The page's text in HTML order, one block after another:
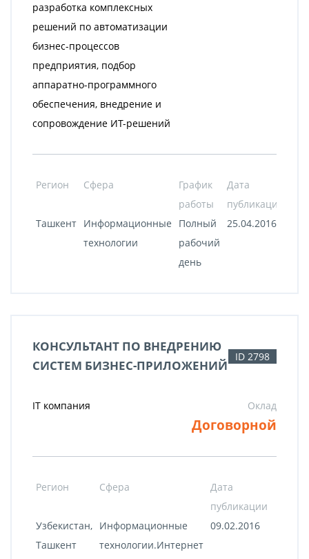
разработка комплексных
решений по автоматизации
бизнес-процессов
предприятия, подбор
аппаратно-программного
обеспечения, внедрение и
сопровождение ИТ-решений
Регион Сфера
График
работы
Дата
публикации
Ташкент Информационные
технологии
Полный
рабочий
день
25.04.2016
КОНСУЛЬТАНТ ПО ВНЕДРЕНИЮ
СИСТЕМ БИЗНЕС-ПРИЛОЖЕНИЙ
ID 2798
IT компания Оклад
Договорной
Регион Сфера
Дата
публикации
Узбекистан,
Ташкент
Информационные
технологии.Интернет
09.02.2016